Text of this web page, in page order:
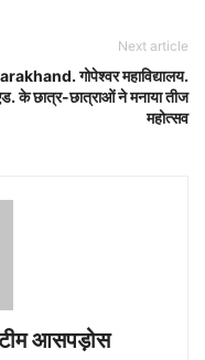
Next article
गोपेश्वर महाविद्यालय.
के छात्र-छात्राओं ने मनाया तीज
महोत्सव
आसपड़ोस